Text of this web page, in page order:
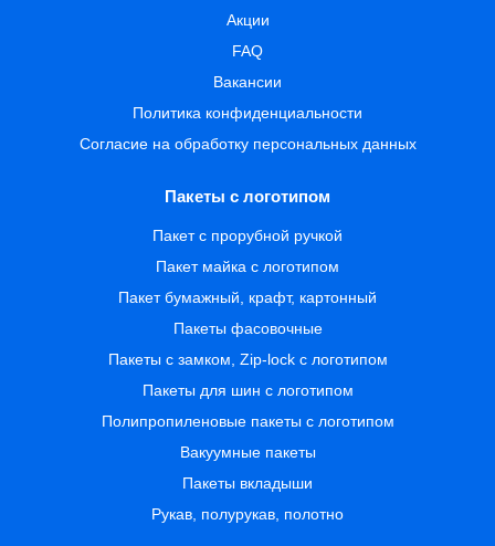
Акции
FAQ
Вакансии
Политика конфиденциальности
Согласие на обработку персональных данных
Пакеты с логотипом
Пакет с прорубной ручкой
Пакет майка с логотипом
Пакет бумажный, крафт, картонный
Пакеты фасовочные
Пакеты с замком, Zip-lock с логотипом
Пакеты для шин с логотипом
Полипропиленовые пакеты с логотипом
Вакуумные пакеты
Пакеты вкладыши
Рукав, полурукав, полотно